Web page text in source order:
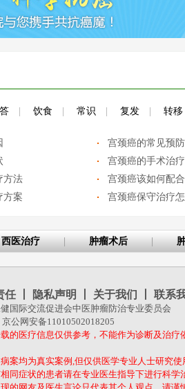
饮食 常识 复发 转移
宫颈癌的常见预
宫颈癌的手术治
方法 宫颈癌该如何配
方案 宫颈癌保守治疗
西医治疗 肿瘤术后
任 隐私声明 关于我们 联系
国际交流促进会中医肿瘤防治专业委员会
京公网安备11010502018205
的医疗信息仅供参考，不能作为诊断及治疗
案均为真实案例,但仅供医学专业人士研究
同症状的患者请在专业医生指导下进行科学